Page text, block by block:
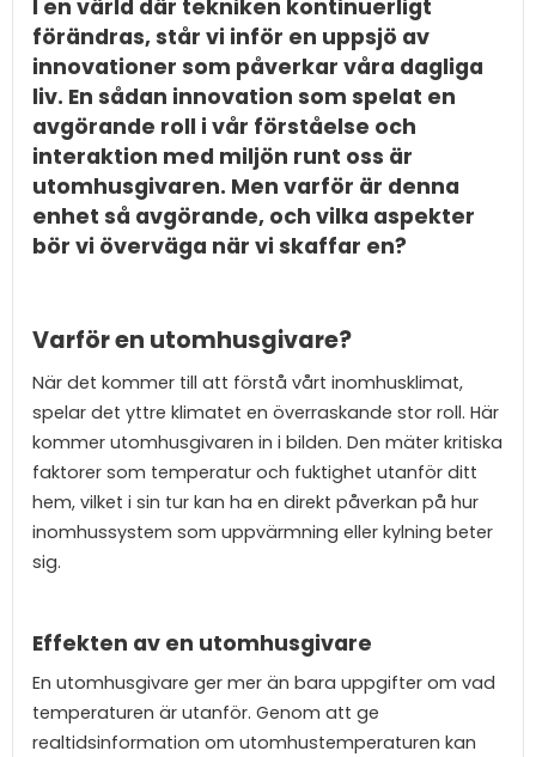
I en värld där tekniken kontinuerligt
förändras, står vi inför en uppsjö av
innovationer som påverkar våra dagliga
liv. En sådan innovation som spelat en
avgörande roll i vår förståelse och
interaktion med miljön runt oss är
utomhusgivaren. Men varför är denna
enhet så avgörande, och vilka aspekter
bör vi överväga när vi skaffar en?
Varför en utomhusgivare?
När det kommer till att förstå vårt inomhusklimat,
spelar det yttre klimatet en överraskande stor roll. Här
kommer utomhusgivaren in i bilden. Den mäter kritiska
faktorer som temperatur och fuktighet utanför ditt
hem, vilket i sin tur kan ha en direkt påverkan på hur
inomhussystem som uppvärmning eller kylning beter
sig.
Effekten av en utomhusgivare
En utomhusgivare ger mer än bara uppgifter om vad
temperaturen är utanför. Genom att ge
realtidsinformation om utomhustemperaturen kan